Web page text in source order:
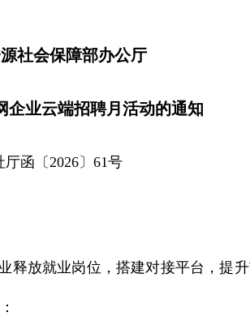
社会保障部办公厅
企业云端招聘月活动的通知
厅函〔2026〕61号
放就业岗位，搭建对接平台，提